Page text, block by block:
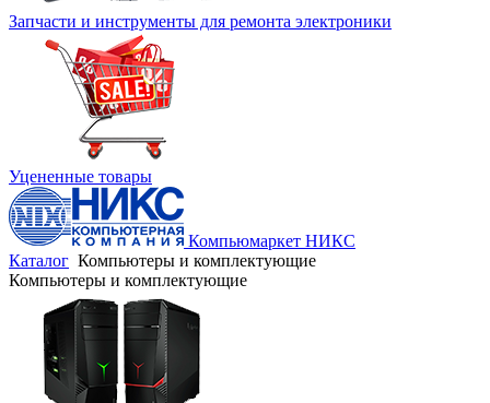
Запчасти и инструменты для ремонта электроники
Уцененные товары
Компьюмаркет НИКС
Каталог Компьютеры и комплектующие
Компьютеры и комплектующие